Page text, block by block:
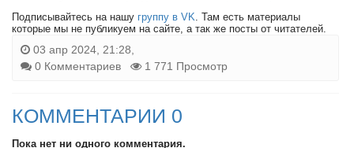
Подписывайтесь на нашу группу в VK . Там есть материалы
которые мы не публикуем на сайте, а так же посты от читателей.
03 апр 2024, 21:28,
0 Комментариев
1 771 Просмотр
КОММЕНТАРИИ 0
Пока нет ни одного комментария.